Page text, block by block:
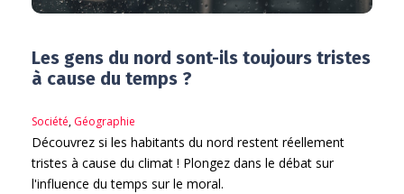
Les gens du nord sont-ils toujours tristes
à cause du temps ?
Société, Géographie
Découvrez si les habitants du nord restent réellement
tristes à cause du climat ! Plongez dans le débat sur
l'influence du temps sur le moral.